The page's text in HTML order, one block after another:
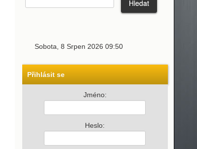
Sobota, 8 Srpen 2026 09:50
Přihlásit se
Jméno:
Heslo: